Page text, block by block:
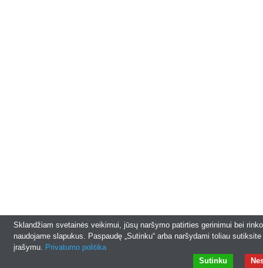
Sklandžiam svetainės veikimui, jūsų naršymo patirties gerinimui bei
naudojame slapukus. Paspaudę „Sutinku“ arba naršydami toliau
įrašymu. Privatumo politika
Sutinku